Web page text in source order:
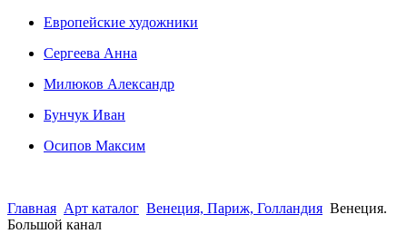
Европейские художники
Сергеева Анна
Милюков Александр
Бунчук Иван
Осипoв Максим
Главная Арт каталог Венеция, Париж, Голландия Венеция.
Большой канал